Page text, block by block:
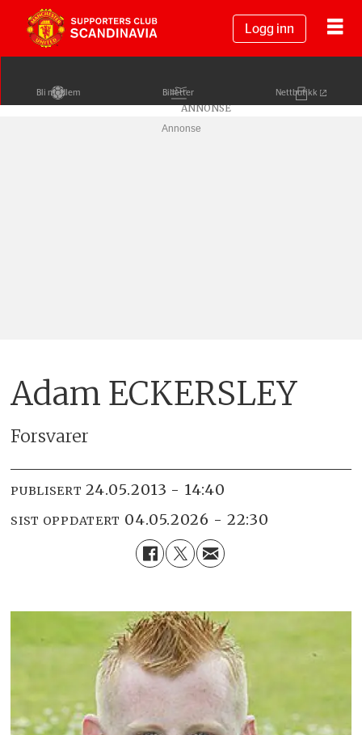
Logg inn
Bli medlem Billetter Nettbutikk
Annonse
Adam ECKERSLEY
Forsvarer
PUBLISERT 24.05.2013 - 14:40
SIST OPPDATERT 04.05.2026 - 22:30